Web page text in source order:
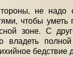
не надо
чтобы уметь
зоне. С
владеть